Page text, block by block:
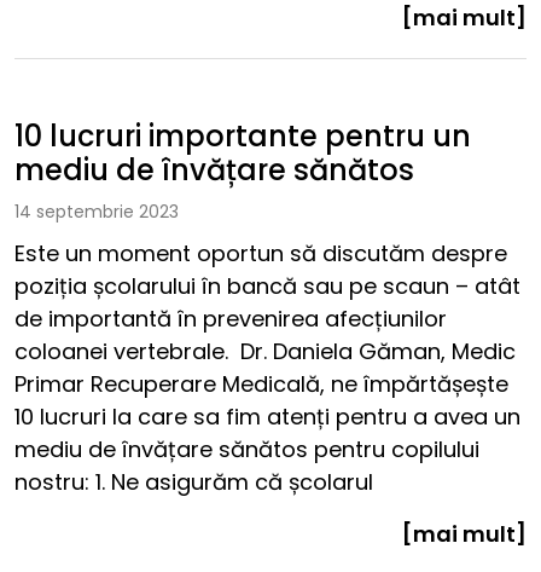
[mai mult]
10 lucruri importante pentru un
mediu de învățare sănătos
14 septembrie 2023
Este un moment oportun să discutăm despre
poziția școlarului în bancă sau pe scaun – atât
de importantă în prevenirea afecțiunilor
coloanei vertebrale. Dr. Daniela Găman, Medic
Primar Recuperare Medicală, ne împărtășește
10 lucruri la care sa fim atenți pentru a avea un
mediu de învățare sănătos pentru copilului
nostru: 1. Ne asigurăm că școlarul
[mai mult]